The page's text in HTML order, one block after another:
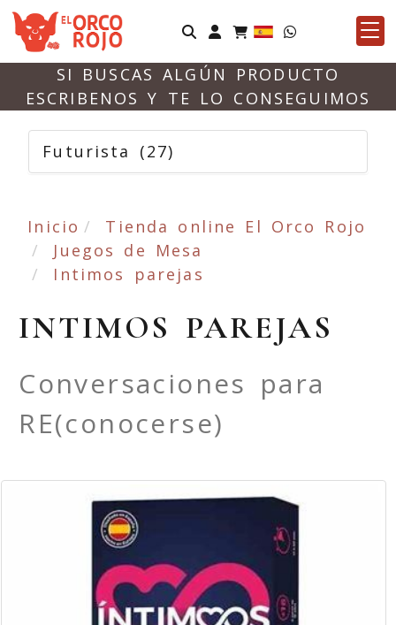
Identifícate
SI BUSCAS ALGÚN PRODUCTO
ESCRIBENOS Y TE LO CONSEGUIMOS
Futurista (27)
Inicio
Tienda online El Orco Rojo
Juegos de Mesa
Intimos parejas
INTIMOS PAREJAS
Conversaciones para
RE(conocerse)